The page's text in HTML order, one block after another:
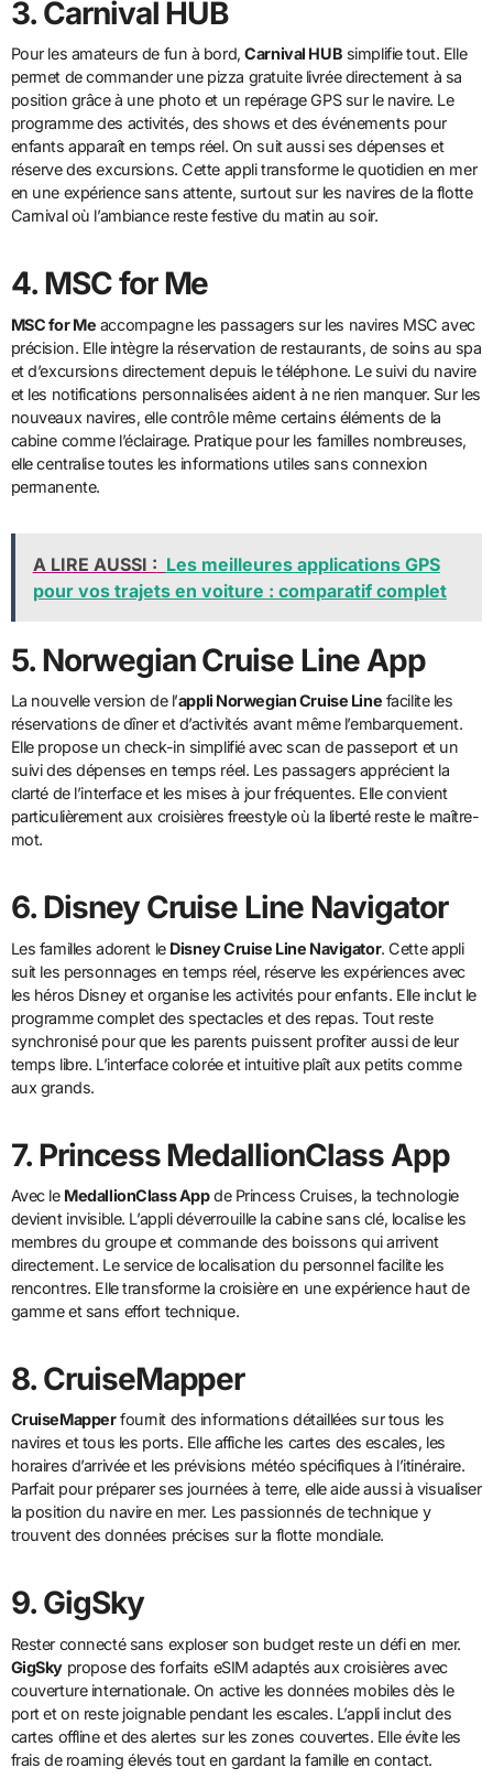
3. Carnival HUB
Pour les amateurs de fun à bord,Carnival HUB simplifie tout. Elle
permet de commander une pizza gratuite livrée directement à sa
position grâce à une photo et un repérage GPS sur le navire. Le
programme des activités, des shows et des événements pour
enfants apparaît en temps réel. On suit aussi ses dépenses et
réserve des excursions. Cette appli transforme le quotidien en mer
en une expérience sans attente, surtout sur les navires de la flotte
Carnival où l’ambiance reste festive du matin au soir.
4. MSC for Me
MSC for Me accompagne les passagers sur les navires MSC avec
précision. Elle intègre la réservation de restaurants, de soins au spa
et d’excursions directement depuis le téléphone. Le suivi du navire
et les notifications personnalisées aident à ne rien manquer. Sur les
nouveaux navires, elle contrôle même certains éléments de la
cabine comme l’éclairage. Pratique pour les familles nombreuses,
elle centralise toutes les informations utiles sans connexion
permanente.
A LIRE AUSSI : Les meilleures applications GPS
pour vos trajets en voiture : comparatif complet
5. Norwegian Cruise Line App
La nouvelle version de l’appli Norwegian Cruise Line facilite les
réservations de dîner et d’activités avant même l’embarquement.
Elle propose un check-in simplifié avec scan de passeport et un
suivi des dépenses en temps réel. Les passagers apprécient la
clarté de l’interface et les mises à jour fréquentes. Elle convient
particulièrement aux croisières freestyle où la liberté reste le maître-
mot.
6. Disney Cruise Line Navigator
Les familles adorent le Disney Cruise Line Navigator. Cette appli
suit les personnages en temps réel, réserve les expériences avec
les héros Disney et organise les activités pour enfants. Elle inclut le
programme complet des spectacles et des repas. Tout reste
synchronisé pour que les parents puissent profiter aussi de leur
temps libre. L’interface colorée et intuitive plaît aux petits comme
aux grands.
7. Princess MedallionClass App
Avec le MedallionClass Appde Princess Cruises, la technologie
devient invisible. L’appli déverrouille la cabine sans clé, localise les
membres du groupe et commande des boissons qui arrivent
directement. Le service de localisation du personnel facilite les
rencontres. Elle transforme la croisière en une expérience haut de
gamme et sans effort technique.
8. CruiseMapper
CruiseMapperfournit des informations détaillées sur tous les
navires et tous les ports. Elle affiche les cartes des escales, les
horaires d’arrivée et les prévisions météo spécifiques à l’itinéraire.
Parfait pour préparer ses journées à terre, elle aide aussi à visualiser
la position du navire en mer. Les passionnés de technique y
trouvent des données précises sur la flotte mondiale.
9. GigSky
Rester connecté sans exploser son budget reste un défi en mer.
GigSky propose des forfaits eSIM adaptés aux croisières avec
couverture internationale. On active les données mobiles dès le
port et on reste joignable pendant les escales. L’appli inclut des
cartes offline et des alertes sur les zones couvertes. Elle évite les
frais de roaming élevés tout en gardant la famille en contact.